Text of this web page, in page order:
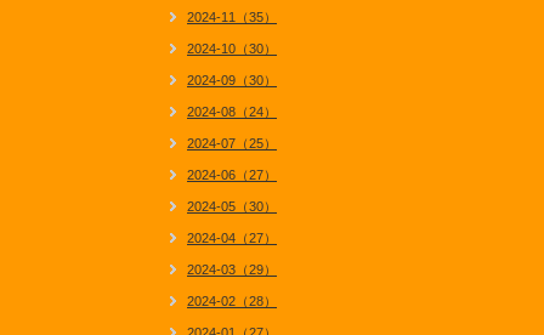
2024-11（35）
2024-10（30）
2024-09（30）
2024-08（24）
2024-07（25）
2024-06（27）
2024-05（30）
2024-04（27）
2024-03（29）
2024-02（28）